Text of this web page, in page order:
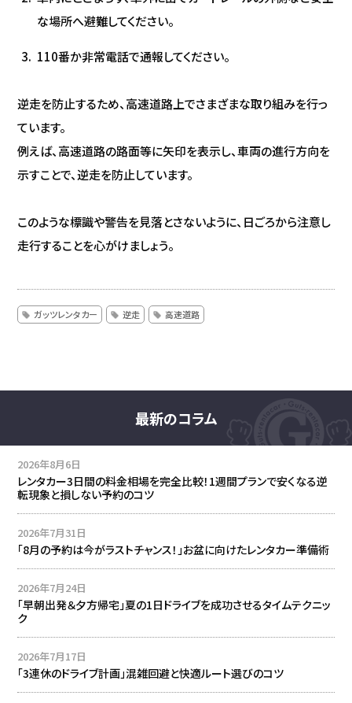
な場所へ避難してください。
110番か非常電話で通報してください。
逆走を防止するため、高速道路上でさまざまな取り組みを行っ
ています。
例えば、高速道路の路面等に矢印を表示し、車両の進行方向を
示すことで、逆走を防止しています。
このような標識や警告を見落とさないように、日ごろから注意し
走行することを心がけましょう。
ガッツレンタカー 逆走 高速道路
最新のコラム
2026年8月6日
レンタカー3日間の料金相場を完全比較！1週間プランで安くなる逆
転現象と損しない予約のコツ
2026年7月31日
「8月の予約は今がラストチャンス！」お盆に向けたレンタカー準備術
2026年7月24日
「早朝出発＆夕方帰宅」夏の1日ドライブを成功させるタイムテクニッ
ク
2026年7月17日
「3連休のドライブ計画」混雑回避と快適ルート選びのコツ